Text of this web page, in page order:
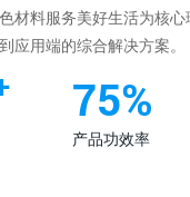
材料服务美好生活为核
应用端的综合解决方案。
95%
产品功效率